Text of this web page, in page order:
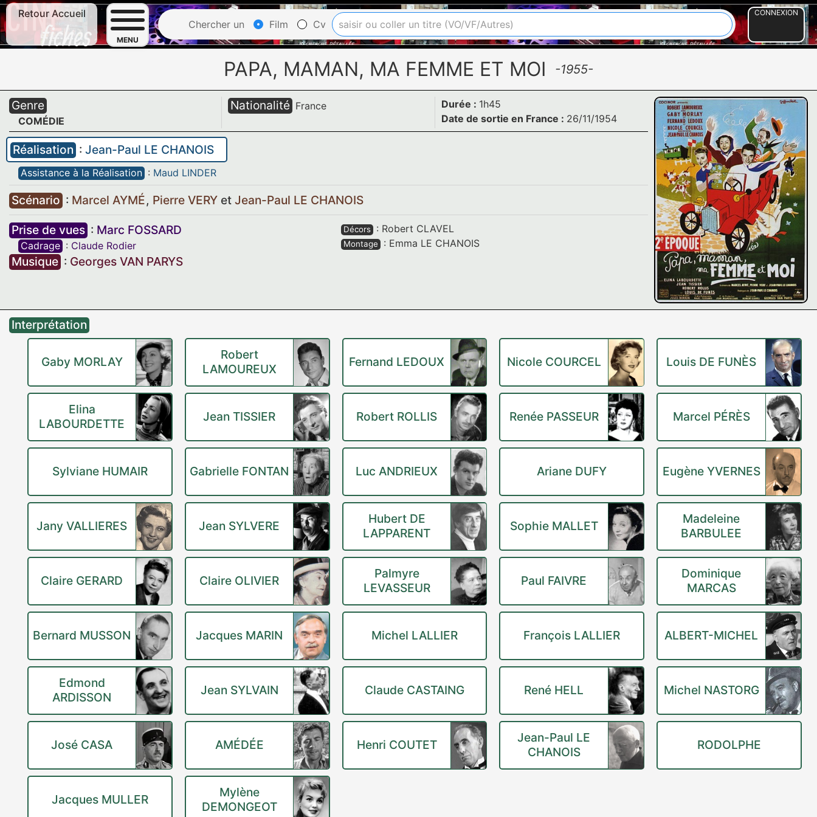
Retour Accueil
MENU
Chercher un Film Cv
CONNEXION
PAPA, MAMAN, MA FEMME ET MOI -1955-
Genre
COMÉDIE
Nationalité France Durée : 1h45
Date de sortie en France : 26/11/1954
Réalisation : Jean-Paul LE CHANOIS
Assistance à la Réalisation : Maud LINDER
Scénario : Marcel AYMÉ, Pierre VERY et Jean-Paul LE CHANOIS
Prise de vues : Marc FOSSARD
Cadrage : Claude Rodier
Musique : Georges VAN PARYS
Décors : Robert CLAVEL
Montage : Emma LE CHANOIS
Interprétation
Gaby MORLAY
Robert
LAMOUREUX
Fernand LEDOUX Nicole COURCEL Louis DE FUNÈS
Elina
LABOURDETTE
Jean TISSIER Robert ROLLIS Renée PASSEUR Marcel PÉRÈS
Sylviane HUMAIR Gabrielle FONTAN Luc ANDRIEUX Ariane DUFY Eugène YVERNES
Jany VALLIERES Jean SYLVERE
Hubert DE
LAPPARENT
Sophie MALLET
Madeleine
BARBULEE
Claire GERARD Claire OLIVIER
Palmyre
LEVASSEUR
Paul FAIVRE
Dominique
MARCAS
Bernard MUSSON Jacques MARIN Michel LALLIER François LALLIER ALBERT-MICHEL
Edmond
ARDISSON
Jean SYLVAIN Claude CASTAING René HELL Michel NASTORG
José CASA AMÉDÉE Henri COUTET
Jean-Paul LE
CHANOIS
RODOLPHE
Jacques MULLER
Mylène
DEMONGEOT